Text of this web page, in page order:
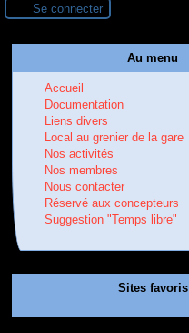
Se connecter
Au menu
Accueil
Documentation
Liens divers
Local au grenier de la gare
Nos activités
Nos membres
Nous contacter
Réservé aux concepteurs
Suggestion "Temps libre"
Sites favoris